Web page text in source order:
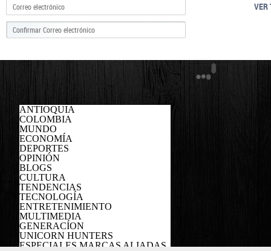
VER
ANTIOQUIA
COLOMBIA
MUNDO
ECONOMÍA
DEPORTES
OPINIÓN
BLOGS
CULTURA
TENDENCIAS
TECNOLOGÍA
ENTRETENIMIENTO
MULTIMEDIA
GENERACÍON
UNICORN HUNTERS
ESPECIALES MARCAS ALIADAS